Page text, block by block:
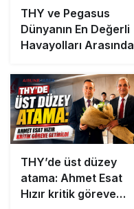
THY ve Pegasus
Dünyanın En Değerli
Havayolları Arasında
THY’de üst düzey
atama: Ahmet Esat
Hızır kritik göreve